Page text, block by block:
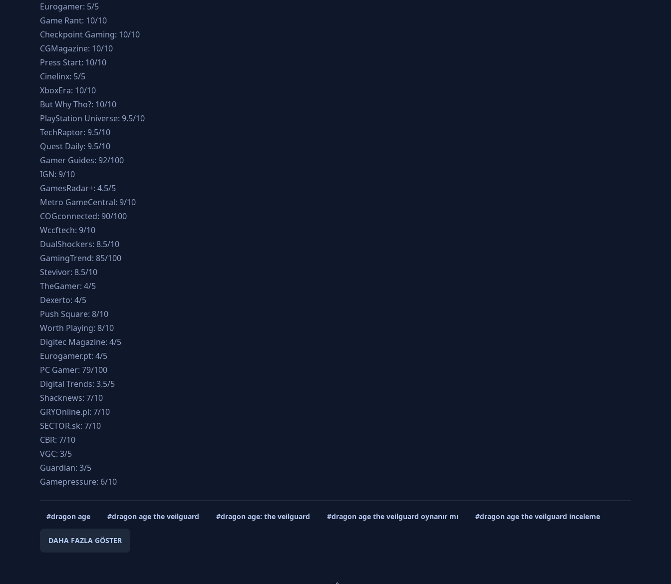
Eurogamer: 5/5
Game Rant: 10/10
Checkpoint Gaming: 10/10
CGMagazine: 10/10
Press Start: 10/10
Cinelinx: 5/5
XboxEra: 10/10
But Why Tho?: 10/10
PlayStation Universe: 9.5/10
TechRaptor: 9.5/10
Quest Daily: 9.5/10
Gamer Guides: 92/100
IGN: 9/10
GamesRadar+: 4.5/5
Metro GameCentral: 9/10
COGconnected: 90/100
Wccftech: 9/10
DualShockers: 8.5/10
GamingTrend: 85/100
Stevivor: 8.5/10
TheGamer: 4/5
Dexerto: 4/5
Push Square: 8/10
Worth Playing: 8/10
Digitec Magazine: 4/5
Eurogamer.pt: 4/5
PC Gamer: 79/100
Digital Trends: 3.5/5
Shacknews: 7/10
GRYOnline.pl: 7/10
SECTOR.sk: 7/10
CBR: 7/10
VGC: 3/5
Guardian: 3/5
Gamepressure: 6/10
#dragon age #dragon age the veilguard #dragon age: the veilguard #dragon age the veilguard oynanır mı #dragon age the veilguard inceleme
DAHA FAZLA GÖSTER